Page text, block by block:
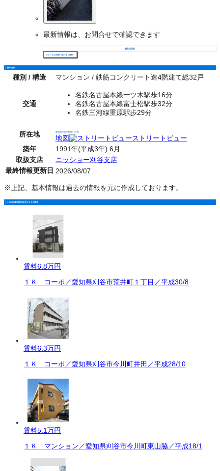
最新情報は、お問合せで確認できます
物件の詳細
フォームでお問い合わせ（無料）
物件情報
種別 / 構造 マンション / 鉄筋コンクリート造4階建て総32戸
交通
名鉄名古屋本線一ツ木駅歩16分
名鉄名古屋本線富士松駅歩32分
名鉄三河線重原駅歩29分
所在地 愛知県刈谷市築地町１丁目
地図
ストリートビュー
築年
1991年(平成3年) 6月
取扱支店
ニッショー刈谷支店
最終情報更新日 2026/08/07
※上記、基本情報は過去の情報を元に作成しております。
その他の愛知県刈谷市の１Ｋの物件
賃料6.8万円
１Ｋ コーポ／愛知県刈谷市荒井町１丁目／平成30/8
賃料6.3万円
１Ｋ コーポ／愛知県刈谷市今川町井田／平成28/10
賃料5.1万円
１Ｋ マンション／愛知県刈谷市今川町東山脇／平成18/1